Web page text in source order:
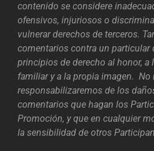
contenido se considere
ofensivos, injuriosos o
vulnerar derechos de terceros.
comentarios contra un particular
principios de derecho al honor,
familiar y a la propia imagen. No
responsabilizaremos de los
comentarios que hagan los
Promoción, y que en cualquier
la sensibilidad de otros